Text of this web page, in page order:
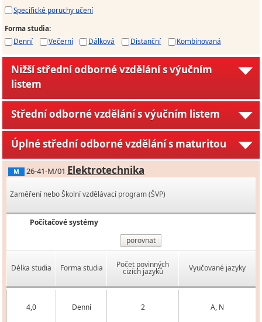
Specifické poruchy učení
Forma studia:
Denní
Večerní Dálková Distanční Kombinovaná
Nižší střední odborné vzdělání s výučním
listem
Střední odborné vzdělání s výučním listem
Úplné střední odborné vzdělání s maturitou
M 26-41-M/01 Elektrotechnika
Zaměření nebo Školní vzdělávací program (ŠVP)
Počítačové systémy
porovnat
Délka studia Forma studia Počet povinných
cizích jazyků Vyučované jazyky
4,0 Denní 2 A, N